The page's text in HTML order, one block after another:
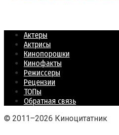
Актеры
Актрисы
Кинопорошки
Кинофакты
Режиссеры
Рецензии
ТОПы
Обратная связь
© 2011–2026 Киноцитатник